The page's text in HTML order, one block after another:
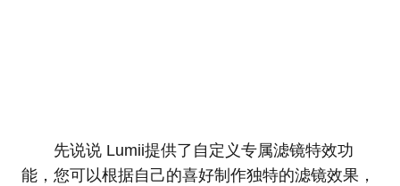
先说说 Lumii提供了自定义专属滤镜特效功
能，您可以根据自己的喜好制作独特的滤镜效果，